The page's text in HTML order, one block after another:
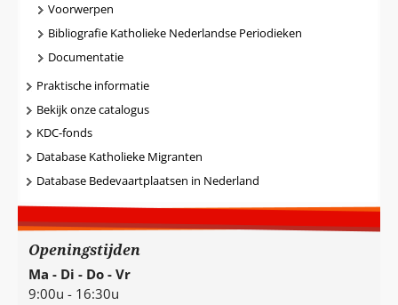
Voorwerpen
Bibliografie Katholieke Nederlandse Periodieken
Documentatie
Praktische informatie
Bekijk onze catalogus
KDC-fonds
Database Katholieke Migranten
Database Bedevaartplaatsen in Nederland
Openingstijden
Ma - Di - Do - Vr
9:00u - 16:30u